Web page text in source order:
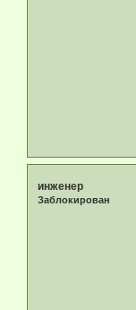
инженер
Заблокирован